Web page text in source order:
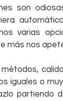
son
varias
más nos
iguales o
partiendo